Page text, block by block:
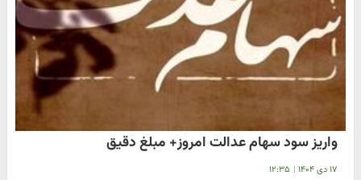
واریز سود سهام عدالت امروز+ مبلغ دقیق
۱۷ دی ۱۴۰۴ | ۱۲:۳۵